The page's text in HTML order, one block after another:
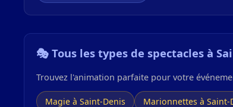
🎭 Tous les types de spectacles à
Trouvez l'animation parfaite pour votre
Magie à Saint-Denis Marionnettes à Saint-